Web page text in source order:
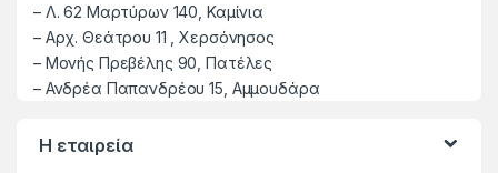
–Λ. 62 Μαρτύρων 140, Καμίνια
– Αρχ. Θεάτρου 11 , Χερσόνησος
– Μονής Πρεβέλης 90, Πατέλες
– Ανδρέα Παπανδρέου 15, Αμμουδάρα
Η εταιρεία